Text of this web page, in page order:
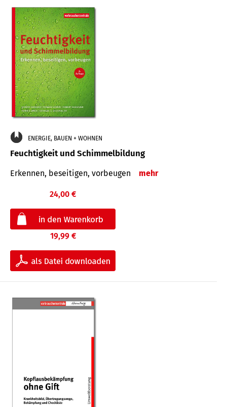
ENERGIE, BAUEN + WOHNEN
Feuchtigkeit und Schimmelbildung
Erkennen, beseitigen, vorbeugen mehr
24,00 €
19,99 €